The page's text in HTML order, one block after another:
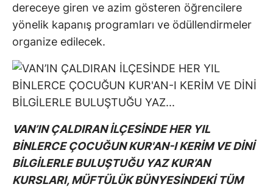
dereceye giren ve azim gösteren öğrencilere
yönelik kapanış programları ve ödüllendirmeler
organize edilecek.
VAN’IN ÇALDIRAN İLÇESİNDE HER YIL
BİNLERCE ÇOCUĞUN KUR'AN-I KERİM VE DİNİ
BİLGİLERLE BULUŞTUĞU YAZ KUR’AN
KURSLARI, MÜFTÜLÜK BÜNYESİNDEKİ TÜM